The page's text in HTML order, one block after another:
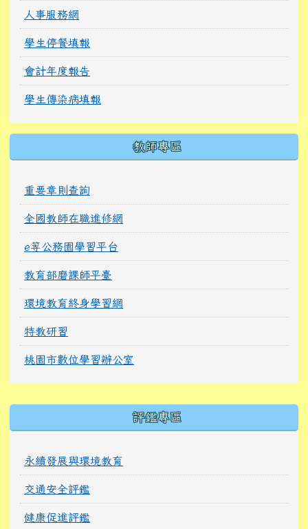
人事服務網
學生停餐填報
會計年度報告
學生傳染病填報
教師專區
重要章則查詢
全國教師在職進修網
e等公務園學習平台
教育部磨課師平臺
環境教育終身學習網
特教研習
桃園市數位學習辦公室
評鑑專區
永續發展與環境教育
交通安全評鑑
健康促進評鑑